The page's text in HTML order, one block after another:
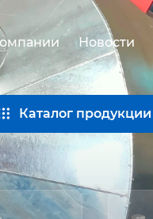
Новости
Каталог продукции